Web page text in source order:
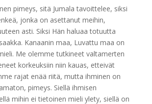
pimeys, sitä Jumala tavoittelee, siksi
jonka on asettanut meihin,
asti. Siksi Hän haluaa totuutta
Kanaanin maa, Luvattu maa on
Me olemme tutkineet valtamerten
korkeuksiin niin kauas, etteivät
rajat enää riitä, mutta ihminen on
pimeys. Siellä ihmisen
mihin ei tietoinen mieli ylety, siellä on